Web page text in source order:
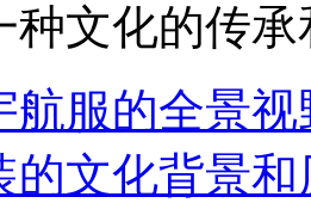
种文化的传
航服的全景
的文化背景